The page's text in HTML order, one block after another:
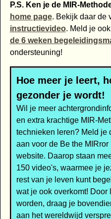
P.S. Ken je de MIR-
home page. Bekijk daar de
instructievideo. Meld je
de 6 weken
ondersteuning!
Hoe meer je leert,
gezonder je wordt!
Wil je meer
en extra krachtige MIR-
technieken leren? Meld je
aan voor de Be the MIRror
website. Daarop staan
150 video's, waarmee je
rest van je leven kunt
wat je ook overkomt! Door
worden, draag je
aan het wereldwijd